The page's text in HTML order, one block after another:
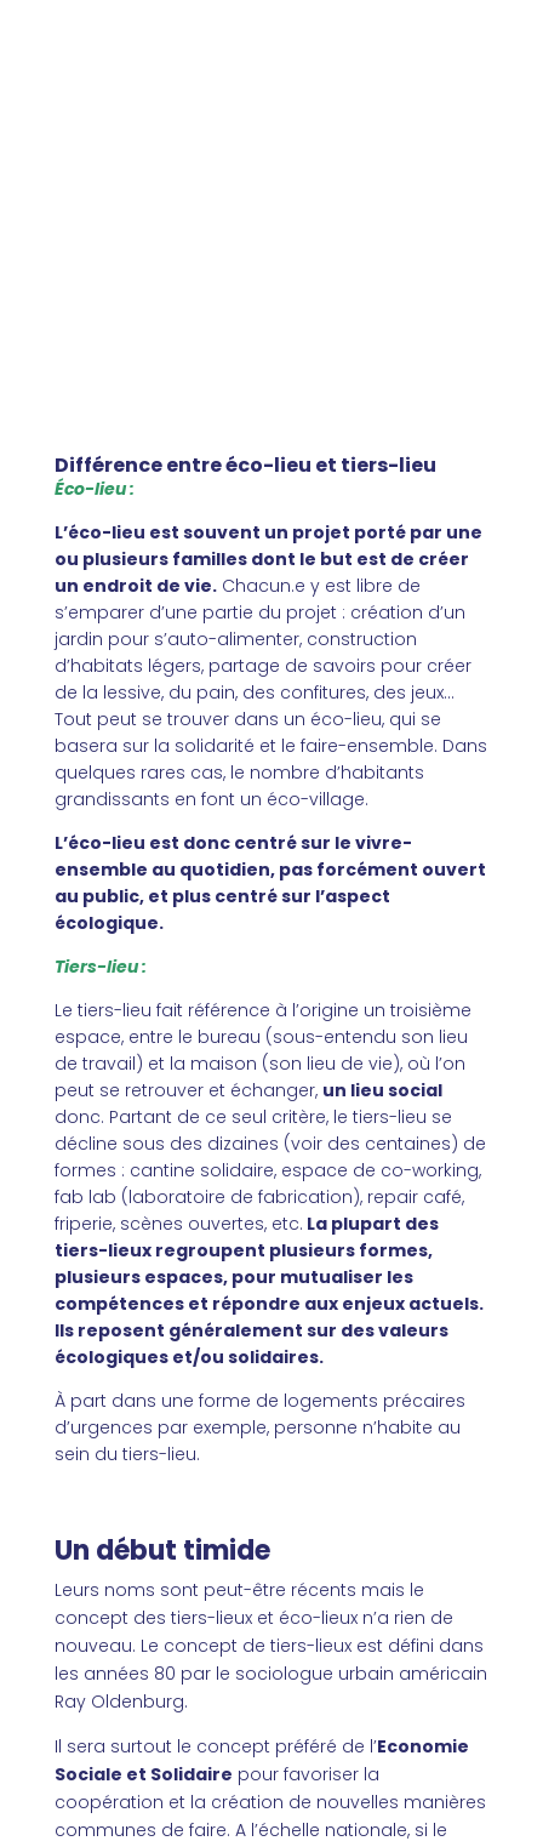
Différence entre éco-lieu et tiers-lieu
Éco-lieu :
L’éco-lieu est souvent un projet porté par une
ou plusieurs familles dont le but est de créer
un endroit de vie.Chacun.e y est libre de
s’emparer d’une partie du projet : création d’un
jardin pour s’auto-alimenter, construction
d’habitats légers, partage de savoirs pour créer
de la lessive, du pain, des confitures, des jeux…
Tout peut se trouver dans un éco-lieu, qui se
basera sur la solidarité et le faire-ensemble. Dans
quelques rares cas, le nombre d’habitants
grandissants en font un éco-village.
L’éco-lieu est donc centré sur le vivre-
ensemble au quotidien, pas forcément ouvert
au public, et plus centré sur l’aspect
écologique.
Tiers-lieu :
Le tiers-lieu fait référence à l’origine un troisième
espace, entre le bureau (sous-entendu son lieu
de travail) et la maison (son lieu de vie), où l’on
peut se retrouver et échanger, un lieu social
donc. Partant de ce seul critère, le tiers-lieu se
décline sous des dizaines (voir des centaines) de
formes : cantine solidaire, espace de co-working,
fab lab (laboratoire de fabrication), repair café,
friperie, scènes ouvertes, etc. La plupart des
tiers-lieux regroupent plusieurs formes,
plusieurs espaces, pour mutualiser les
compétences et répondre aux enjeux actuels.
Ils reposent généralement sur des valeurs
écologiques et/ou solidaires.
À part dans une forme de logements précaires
d’urgences par exemple, personne n’habite au
sein du tiers-lieu.
Un début timide
Leurs noms sont peut-être récents mais le
concept des tiers-lieux et éco-lieux n’a rien de
nouveau. Le concept de tiers-lieux est défini dans
les années 80 par le sociologue urbain américain
Ray Oldenburg.
Il sera surtout le concept préféré de l’Economie
Sociale et Solidaire pour favoriser la
coopération et la création de nouvelles manières
communes de faire. A l’échelle nationale, si le